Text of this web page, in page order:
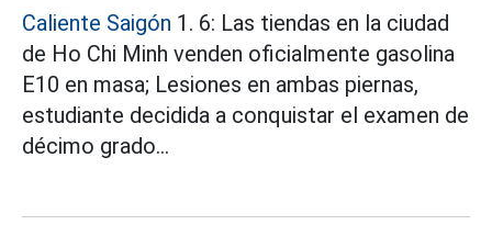
Caliente Saigón 1. 6: Las tiendas en la ciudad
de Ho Chi Minh venden oficialmente gasolina
E10 en masa; Lesiones en ambas piernas,
estudiante decidida a conquistar el examen de
décimo grado...